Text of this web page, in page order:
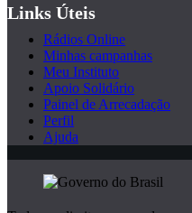
Links Úteis
Rádios Online
Minhas campanhas
Meu Instituto
Apoio Solidário
Painel de Arrecadação
Perfil
Ajuda